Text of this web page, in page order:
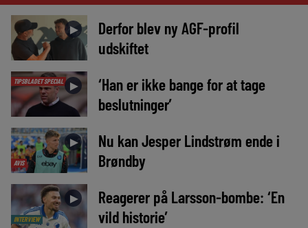
►
Derfor blev ny AGF-profil
udskiftet
TIPSBLADET SPECIAL ►
‘Han er ikke bange for at tage
beslutninger’
AVIS
►
Nu kan Jesper Lindstrøm ende i
Brøndby
INTERVIEW
►
Reagerer på Larsson-bombe: ‘En
vild historie’